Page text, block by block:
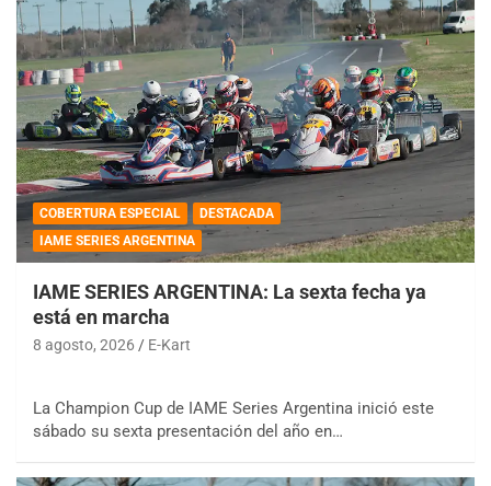
COBERTURA ESPECIAL
DESTACADA
IAME SERIES ARGENTINA
IAME SERIES ARGENTINA: La sexta fecha ya
está en marcha
8 agosto, 2026 E-Kart
La Champion Cup de IAME Series Argentina inició este
sábado su sexta presentación del año en…